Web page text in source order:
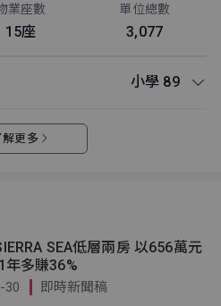
業座數
15座
單位總數
3,077
小學 89
解更多
SEA低層兩房 以656萬元
年多賺36%
30 即時新聞稿